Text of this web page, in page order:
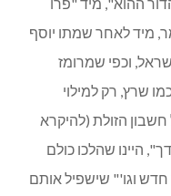
מיד לאחר שמתו יוסף
וכפי שמרומז
שרץ, רק למילוי
חשבון הזולת (להיקרא
היינו שהלכו כולם
חדש וגו'" שישפיל אותם